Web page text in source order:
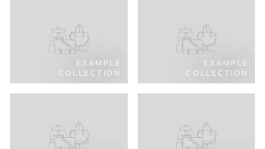
EXAMPLE
COLLECTION
EXAMPLE
COLLECTION